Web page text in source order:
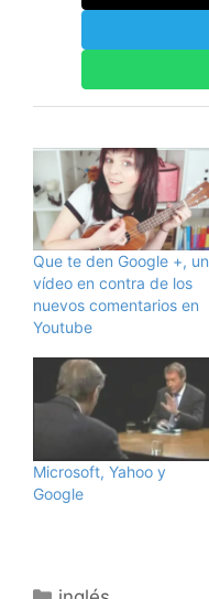
Que te den Google +, un
vídeo en contra de los
nuevos comentarios en
Youtube
Microsoft, Yahoo y
Google
Categorías